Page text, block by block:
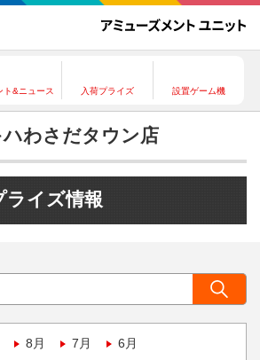
ト&ニュース 入荷プライズ 設置ゲーム機
わさだタウン店
ライズ情報
8月 7月 6月